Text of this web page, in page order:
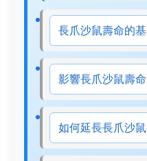
長爪沙鼠壽命的
影響長爪沙鼠壽
如何延長長爪沙